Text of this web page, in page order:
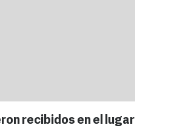
recibidos en el lugar